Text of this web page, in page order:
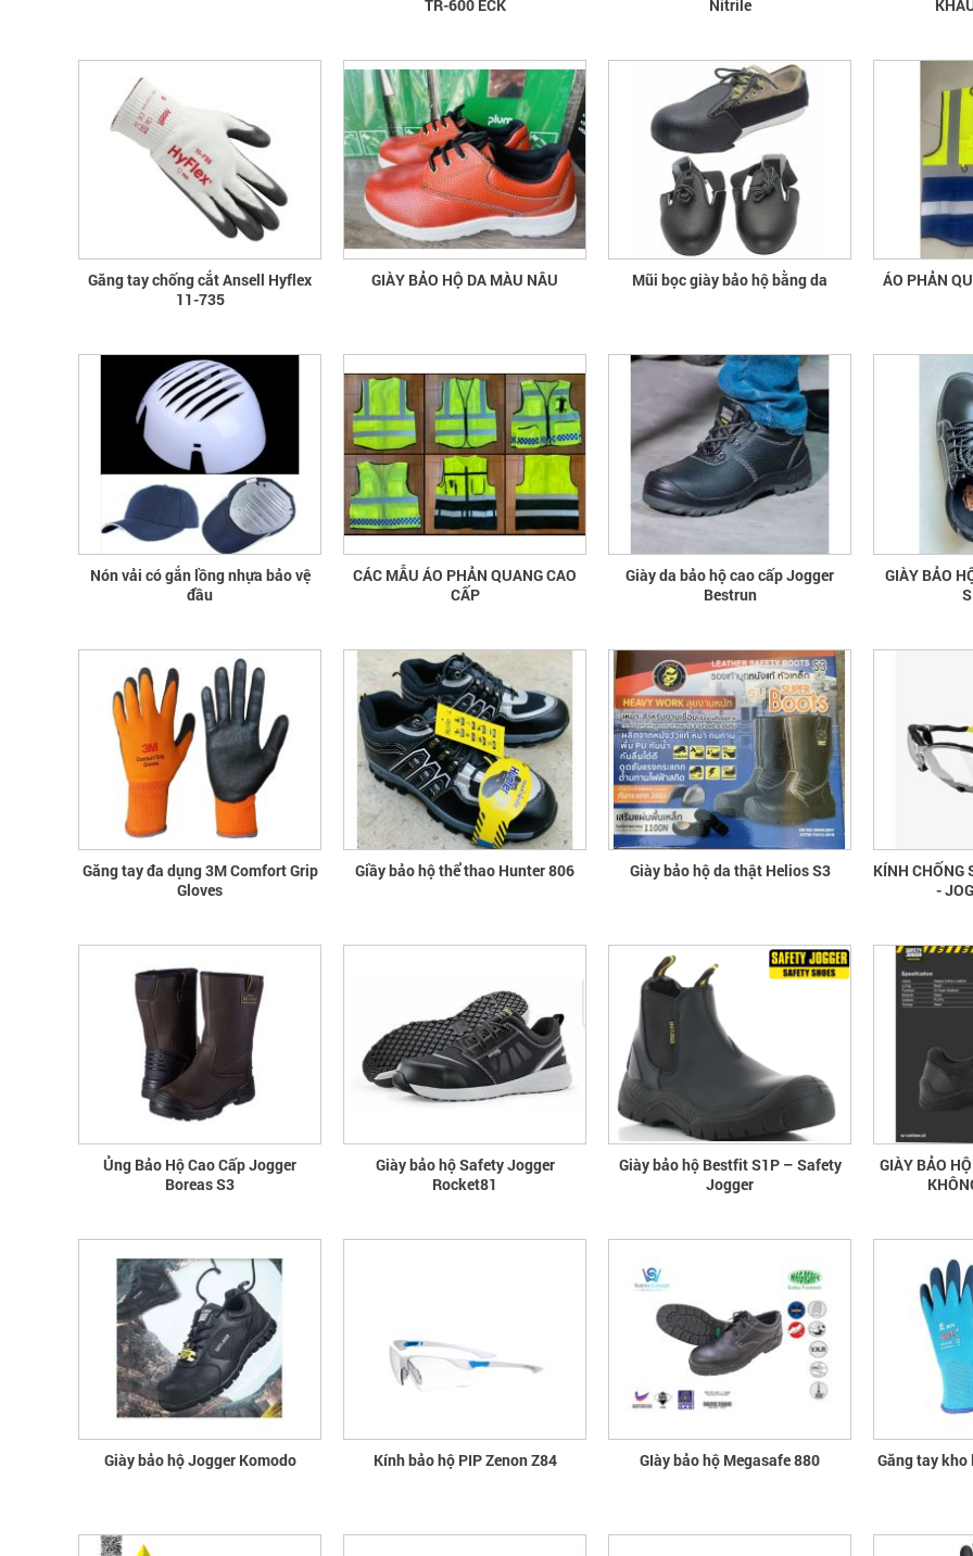
TR-600 ECK
Nitrile
Găng tay chống cắt Ansell Hyflex
11-735
GIÀY BẢO HỘ DA MÀU NÂU Mũi bọc giày bảo hộ bằng da ÁO
Nón vải có gắn lồng nhựa bảo vệ
đầu
CÁC MẪU ÁO PHẢN QUANG CAO
CẤP
Giày da bảo hộ cao cấp Jogger
Bestrun
GIÀY BẢO
Găng tay đa dụng 3M Comfort Grip
Gloves
Giầy bảo hộ thể thao Hunter 806 Giày bảo hộ da thật Helios S3
KÍNH CHỐNG
-
Ủng Bảo Hộ Cao Cấp Jogger
Boreas S3
Giày bảo hộ Safety Jogger
Rocket81
Giày bảo hộ Bestfit S1P – Safety
Jogger
GIÀY BẢO
Giày bảo hộ Jogger Komodo Kính bảo hộ PIP Zenon Z84 GIày bảo hộ Megasafe 880
Găng tay kho